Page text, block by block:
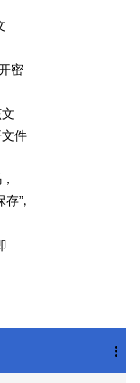
密
件
存”,